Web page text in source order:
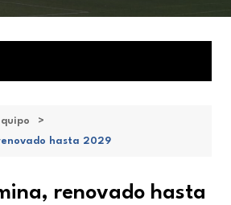
hasta 2029
renovado hasta